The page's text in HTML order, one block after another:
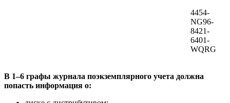
4454-
NG96-
8421-
6401-
WQRG
В 1–6 графы журнала поэкземплярного учета должна
попасть информация о: